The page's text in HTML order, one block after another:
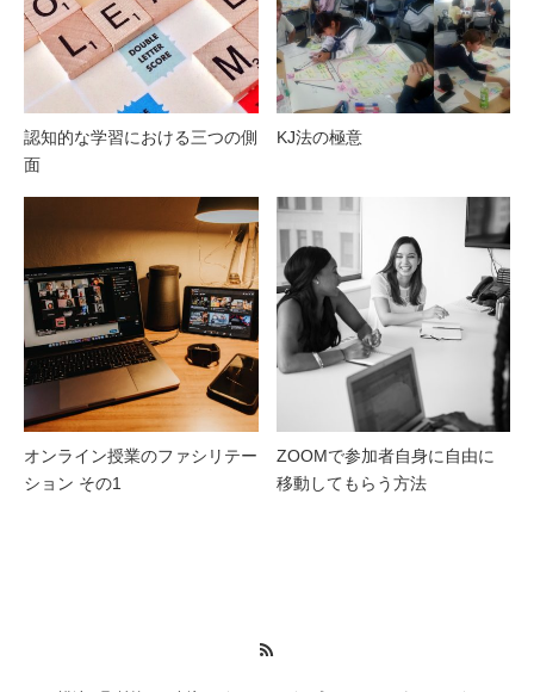
認知的な学習における三つの側
面
KJ法の極意
オンライン授業のファシリテー
ション その1
ZOOMで参加者自身に自由に
移動してもらう方法